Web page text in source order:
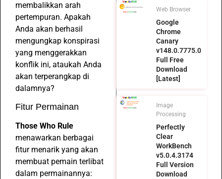
membalikkan arah
pertempuran. Apakah
Anda akan berhasil
mengungkap konspirasi
yang menggerakkan
konflik ini, ataukah Anda
akan terperangkap di
dalamnya?
Fitur Permainan
Those Who Rule
menawarkan berbagai
fitur menarik yang akan
membuat pemain terlibat
dalam permainannya:
Web Browser
Google
Chrome
Canary
v148.0.7775.0
Full Free
Download
[Latest]
Image
Processing
Perfectly
Clear
WorkBench
v5.0.4.3174
Full Version
Download